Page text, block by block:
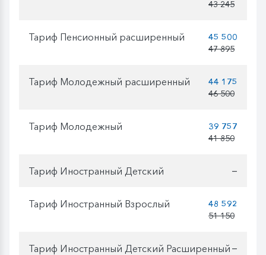
43 245
Тариф Пенсионный расширенный
45 500
47 895
Тариф Молодежный расширенный
44 175
46 500
Тариф Молодежный
39 757
41 850
Тариф Иностранный Детский —
Тариф Иностранный Взрослый
48 592
51 150
Тариф Иностранный Детский Расширенный —